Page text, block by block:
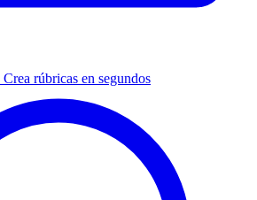
Crea rúbricas en segundos